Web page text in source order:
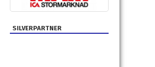
SILVERPARTNER